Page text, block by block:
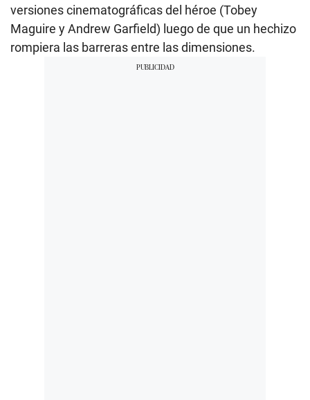
versiones cinematográficas del héroe (Tobey
Maguire y Andrew Garfield) luego de que un hechizo
rompiera las barreras entre las dimensiones.